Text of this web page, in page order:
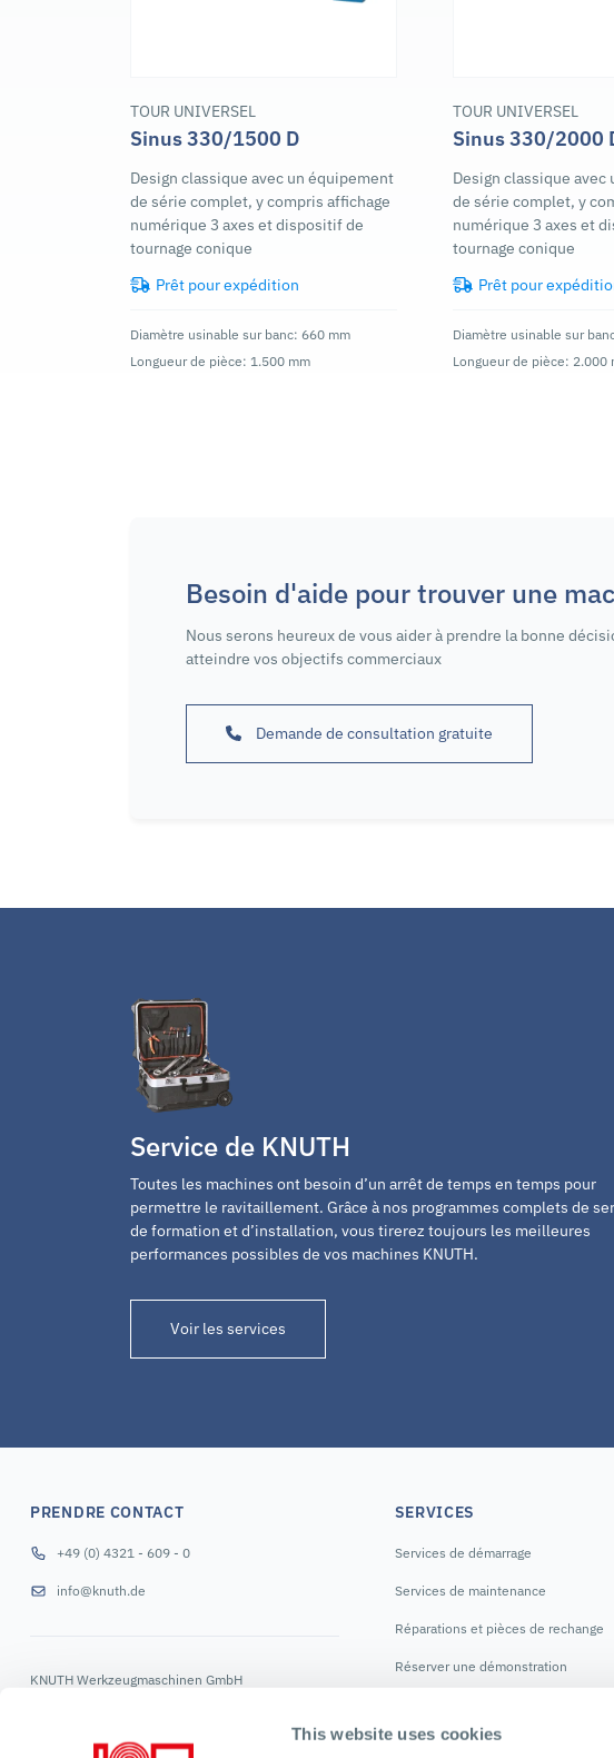
This website uses cookies
TOUR UNIVERSEL
Sinus 330/1500 D
Design classique avec un équipement
de série complet, y compris affichage
numérique 3 axes et dispositif de
tournage conique
Prêt pour expédition
Diamètre usinable sur banc: 660 mm
Longueur de pièce: 1.500 mm
TOUR UNIVERSEL
Sinus 330/2000
Design classique
de série complet, y
numérique 3 axes et
tournage conique
Prêt pour
Diamètre usinable sur
Longueur de pièce: 2.000
Besoin d'aide pour trouver une
Nous serons heureux de vous aider à prendre la bonne
atteindre vos objectifs commerciaux
Demande de consultation gratuite
Service de KNUTH
Toutes les machines ont besoin d’un arrêt de temps en temps pour
permettre le ravitaillement. Grâce à nos programmes complets de
de formation et d’installation, vous tirerez toujours les meilleures
performances possibles de vos machines KNUTH.
Voir les services
PRENDRE CONTACT
+49 (0) 4321 - 609 - 0
info@knuth.de
KNUTH Werkzeugmaschinen GmbH
Allemagne
SERVICES
Services de démarrage
Services de maintenance
Réparations et pièces de rechange
Réserver une démonstration